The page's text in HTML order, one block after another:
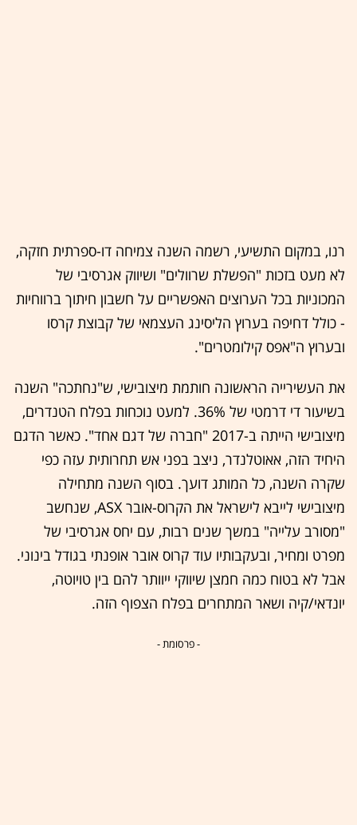
רנו, במקום התשיעי, רשמה השנה צמיחה דו-ספרתית חזקה,
לא מעט בזכות "הפשלת שרוולים" ושיווק אגרסיבי של
המכוניות בכל הערוצים האפשריים על חשבון חיתוך ברווחיות
- כולל דחיפה בערוץ הליסינג העצמאי של קבוצת קרסו
ובערוץ ה"אפס קילומטרים".
את העשירייה הראשונה חותמת מיצובישי, ש"נחתכה" השנה
בשיעור די דרמטי של 36%. למעט נוכחות בפלח הטנדרים,
מיצובישי הייתה ב-2017 "חברה של דגם אחד". כאשר הדגם
היחיד הזה, אאוטלנדר, ניצב בפני אש תחרותית עזה כפי
שקרה השנה, כל המותג דועך. בסוף השנה מתחילה
מיצובישי לייבא לישראל את הקרוס-אובר ASX, שנחשב
"מסורב עלייה" במשך שנים רבות, עם יחס אגרסיבי של
מפרט ומחיר, ובעקבותיו עוד קרוס אובר אופנתי בגודל בינוני.
אבל לא בטוח כמה חמצן שיווקי ייוותר להם בין טויוטה,
יונדאי/קיה ושאר המתחרים בפלח הצפוף הזה.
- פרסומת -